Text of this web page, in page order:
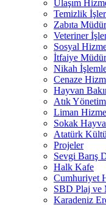
Ulaşım
Temizlik
Zabıta
Veteriner
Sosyal
İtfaiye
Nikah
Cenaze
Hayvan
Atık
Liman
Sokak
Atatürk
Projeler
Sevgi Barış
Halk Kafe
Cumhuriyet
SBD Plaj ve
Karadeniz